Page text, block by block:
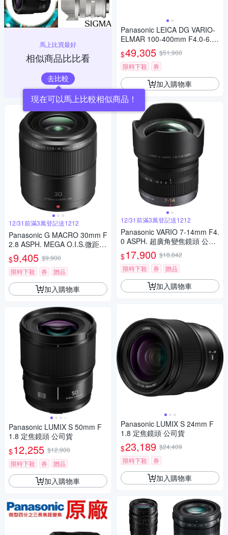
馬上比買最好
相似商品比比看
去比較
現在可以馬上比較相似商品！
12/31前滿3萬登記送1212
Panasonic G MACRO 30mm F
2.8 ASPH. MEGA O.I.S.微距鏡
頭 公司貨
$9,405 $9,900
限時下殺
券 贈品
加入購物車
Panasonic LUMIX S 50mm F
1.8 定焦鏡頭 公司貨
$12,255 $12,900
限時下殺
券 贈品
加入購物車
Panasonic LEICA DG VARIO-
ELMAR 100-400mm F4.0-6.3
II ASPH.POWER O.I.S. 超長焦
變焦鏡頭 公司貨 H-RSA10040
0G
$49,305 $51,900
限時下殺
券
加入購物車
12/31前滿3萬登記送1212
Panasonic VARIO 7-14mm F4.
0 ASPH. 超廣角變焦鏡頭 公司
貨
$17,900 $18,842
限時下殺
券 贈品
加入購物車
Panasonic LUMIX S 24mm F
1.8 定焦鏡頭 公司貨
$23,189 $24,409
限時下殺
券
加入購物車